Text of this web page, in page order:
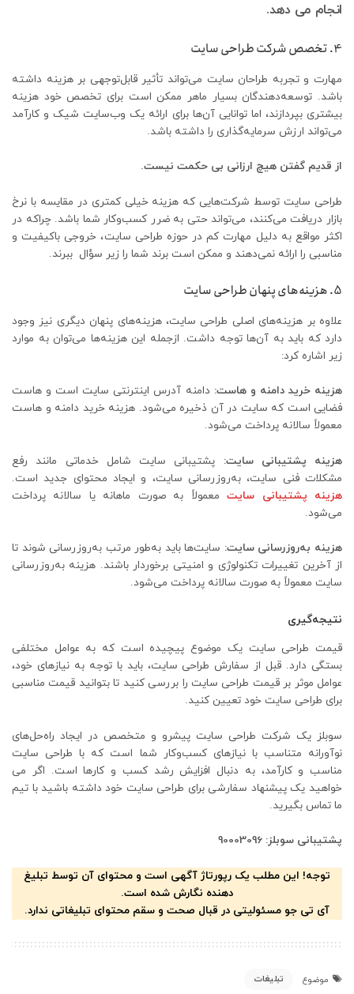
انجام می دهد.
4. تخصص شرکت طراحی سایت
مهارت و تجربه طراحان سایت می‌تواند تأثیر قابل‌توجهی بر هزینه داشته
باشد. توسعه‌دهندگان بسیار ماهر ممکن است برای تخصص خود هزینه
بیشتری بپردازند، اما توانایی آن‌ها برای ارائه یک وب‌سایت شیک و کارآمد
می‌تواند ارزش سرمایه‌گذاری را داشته باشد.
از قدیم گفتن هیچ ارزانی بی حکمت نیست.
طراحی سایت توسط شرکت‌هایی که هزینه خیلی کمتری در مقایسه با نرخ
بازار دریافت می‌کنند، می‌تواند حتی به ضرر کسب‌وکار شما باشد. چراکه در
اکثر مواقع به دلیل مهارت کم در حوزه طراحی سایت، خروجی باکیفیت و
مناسبی را ارائه نمی‌دهند و ممکن است برند شما را زیر سؤال ببرند.
5. هزینه‌های پنهان طراحی سایت
علاوه بر هزینه‌های اصلی طراحی سایت، هزینه‌های پنهان دیگری نیز وجود
دارد که باید به آن‌ها توجه داشت. ازجمله این هزینه‌ها می‌توان به موارد
زیر اشاره کرد:
هزینه خرید دامنه و هاست: دامنه آدرس اینترنتی سایت است و هاست
فضایی است که سایت در آن ذخیره می‌شود. هزینه خرید دامنه و هاست
معمولاً سالانه پرداخت می‌شود.
هزینه پشتیبانی سایت: پشتیبانی سایت شامل خدماتی مانند رفع
مشکلات فنی سایت، به‌روزرسانی سایت، و ایجاد محتوای جدید است.
هزینه پشتیبانی سایتمعمولاً به صورت ماهانه یا سالانه پرداخت
می‌شود.
هزینه به‌روزرسانی سایت: سایت‌ها باید به‌طور مرتب به‌روزرسانی شوند تا
از آخرین تغییرات تکنولوژی و امنیتی برخوردار باشند. هزینه به‌روزرسانی
سایت معمولاً به صورت سالانه پرداخت می‌شود.
نتیجه‌گیری
قیمت طراحی سایت یک موضوع پیچیده است که به عوامل مختلفی
بستگی دارد. قبل از سفارش طراحی سایت، باید با توجه به نیازهای خود،
عوامل موثر بر قیمت طراحی سایت را بررسی کنید تا بتوانید قیمت مناسبی
برای طراحی سایت خود تعیین کنید.
سوبلز یک شرکت طراحی سایت پیشرو و متخصص در ایجاد راه‌حل‌های
نوآورانه متناسب با نیازهای کسب‌وکار شما است که با طراحی سایت
مناسب و کارآمد، به دنبال افزایش رشد کسب و کارها است. اگر می
خواهید یک پیشنهاد سفارشی برای طراحی سایت خود داشته باشید با تیم
ما تماس بگیرید.
پشتیبانی سوبلز: 90003096
توجه! این مطلب یک رپورتاژ آگهی است و محتوای آن توسط تبلیغ
دهنده نگارش شده است.
آی تی جو مسئولیتی در قبال صحت و سقم محتوای تبلیغاتی ندارد.
موضوع تبلیغات